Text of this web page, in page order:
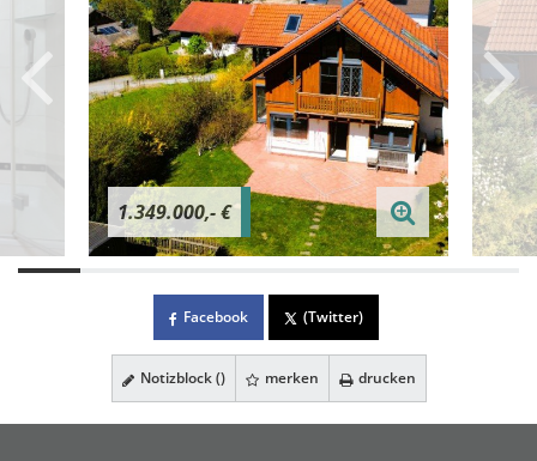
1.349.000,- €
Facebook (Twitter)
Notizblock () merken drucken